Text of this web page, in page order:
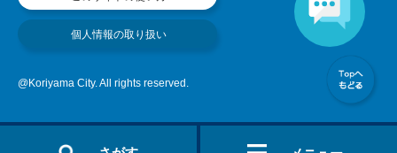
個人情報の取り扱い
@Koriyama City. All rights reserved.